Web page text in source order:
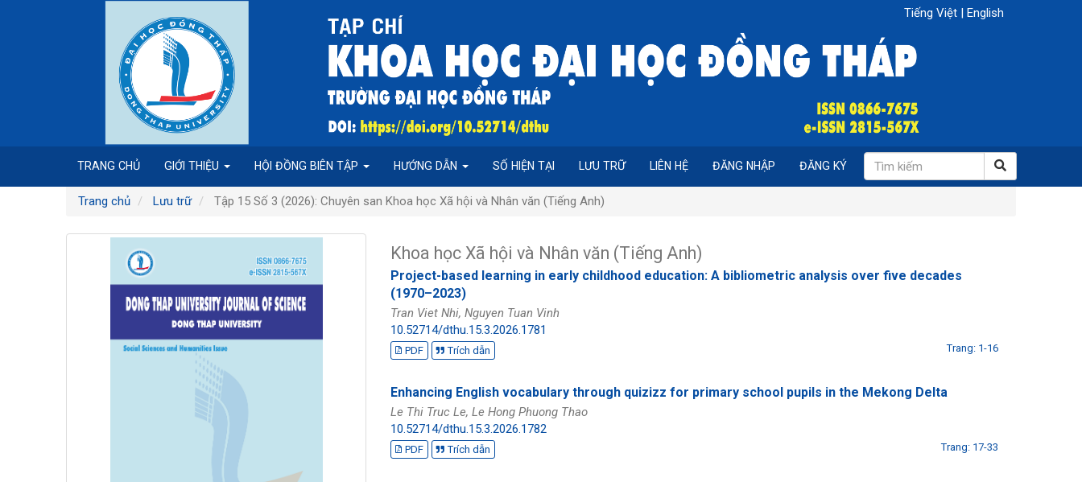
Tiếng Việt | English
TRANG CHỦ GIỚI THIỆU HỘI ĐỒNG BIÊN TẬP HƯỚNG DẪN SỐ HIỆN TẠI LƯU TRỮ LIÊN HỆ ĐĂNG NHẬP ĐĂNG KÝ
Trang chủ Lưu trữ Tập 15 Số 3 (2026): Chuyên san Khoa học Xã hội và Nhân văn (Tiếng Anh)
Khoa học Xã hội và Nhân văn (Tiếng Anh)
Project-based learning in early childhood education: A bibliometric analysis over five decades
(1970–2023)
Tran Viet Nhi, Nguyen Tuan Vinh
10.52714/dthu.15.3.2026.1781
PDF Trích dẫn Trang: 1-16
Enhancing English vocabulary through quizizz for primary school pupils in the Mekong Delta
Le Thi Truc Le, Le Hong Phuong Thao
10.52714/dthu.15.3.2026.1782
PDF Trích dẫn Trang: 17-33